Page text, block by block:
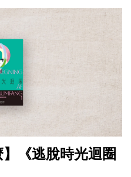
】《逃脫時光迴圈